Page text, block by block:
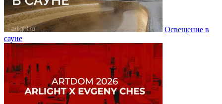
Освещение в
сауне